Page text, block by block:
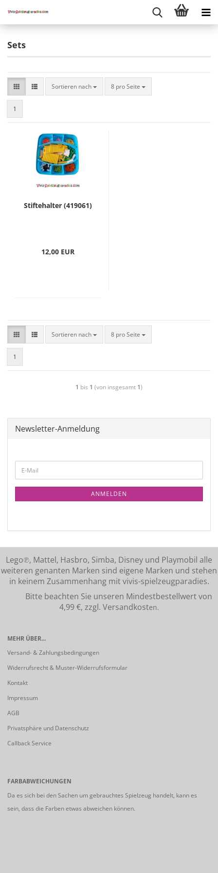
Sets
Sortieren nach 8 pro Seite
1
Stiftehalter (419061)
12,00 EUR
Sortieren nach 8 pro Seite
1
1 bis 1 (von insgesamt 1)
Newsletter-Anmeldung
ANMELDEN
Lego℗, Mattel, Hasbro, Simba, Disney und Playmobil alle
weiteren genanten Marken sind eigene Marken und stehen
in keinem Zusammenhang mit vivis-spielzeugparadies.
Bitte beachten Sie unseren Mindestbestellwert von
4,99 €, zzgl. Versandkosten.
MEHR ÜBER...
Versand- & Zahlungsbedingungen
Widerrufsrecht & Muster-Widerrufsformular
Kontakt
Impressum
AGB
Privatsphäre und Datenschutz
Callback Service
FARBABWEICHUNGEN
Da es sich bei den Sachen um gebrauchtes Spielzeug handelt, kann es
sein, dass die Farben etwas abweichen können.